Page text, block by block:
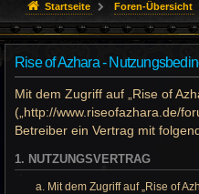
Startseite Foren-Übersicht
Rise of Azhara -
Mit dem Zugriff auf „Rise of
(„http://www.riseofazhara.de/
Betreiber ein Vertrag mit
1. NUTZUNGSVERTRAG
Mit dem Zugriff auf „Rise of